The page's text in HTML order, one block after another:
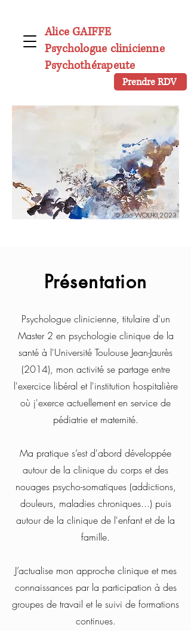
Alice GAIFFE
Psychologue clinicienne
Psychothérapeute
Prendre RDV
© Zao WOU-KI,2023
Présentation
Psychologue clinicienne, titulaire d'un
Master 2 en psychologie clinique de la
santé à l'Université Toulouse Jean-Jaurès
(2014), mon activité se partage entre
l'exercice libéral et l'institution hospitalière
où j'exerce actuellement en service de
pédiatrie et maternité.
Ma pratique s’est d'abord développée
autour de la clinique du corps et des
nouages psycho-somatiques (addictions,
douleurs, maladies chroniques...) puis
autour de la clinique de l'enfant et de la
famille.
J’actualise mon approche clinique et mes
connaissances par la participation à des
groupes de travail et le suivi de formations
continues.